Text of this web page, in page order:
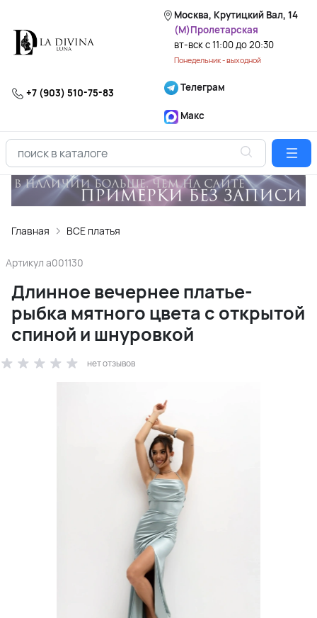
Москва, Крутицкий Вал, 14
(М)Пролетарская
вт-вск с 11:00 до 20:30
Понедельник - выходной
+7 (903) 510-75-83 Телеграм
Макс
Главная ВСЕ платья
Артикул a001130
Длинное вечернее платье-
рыбка мятного цвета с открытой
спиной и шнуровкой
нет отзывов